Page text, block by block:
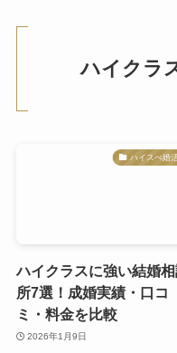
ハイクラ
ハイスぺ婚
ハイクラスに強い結婚
所7選！成婚実績・口コ
ミ・料金を比較
2026年1月9日